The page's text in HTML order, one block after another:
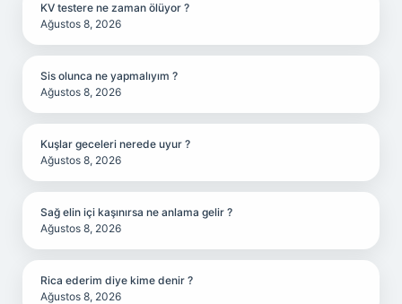
KV testere ne zaman ölüyor ?
Ağustos 8, 2026
Sis olunca ne yapmalıyım ?
Ağustos 8, 2026
Kuşlar geceleri nerede uyur ?
Ağustos 8, 2026
Sağ elin içi kaşınırsa ne anlama gelir ?
Ağustos 8, 2026
Rica ederim diye kime denir ?
Ağustos 8, 2026